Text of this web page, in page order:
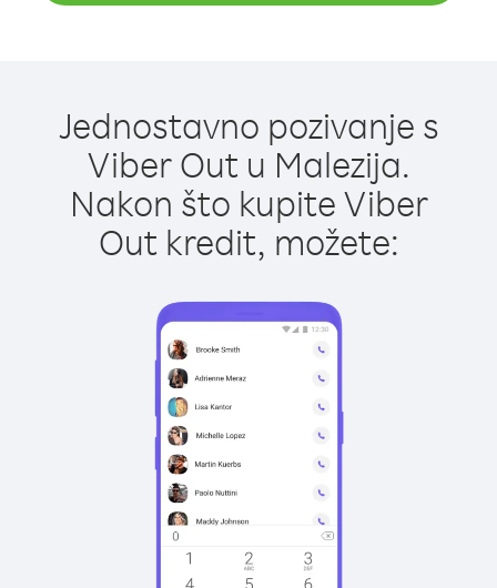
Jednostavno pozivanje s
Viber Out u Malezija.
Nakon što kupite Viber
Out kredit, možete: